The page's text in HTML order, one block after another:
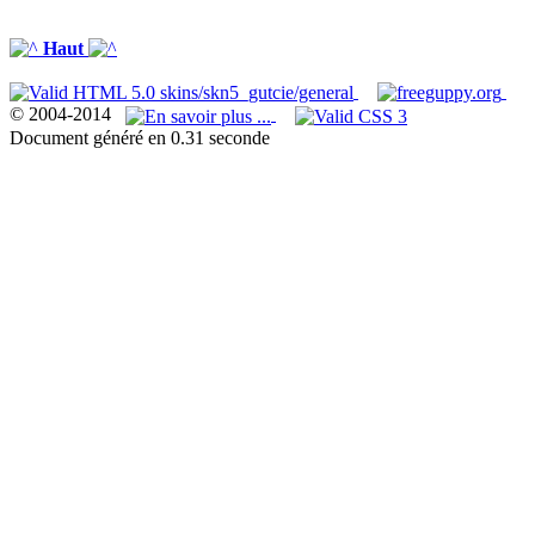
Haut
© 2004-2014
Document généré en 0.31 seconde